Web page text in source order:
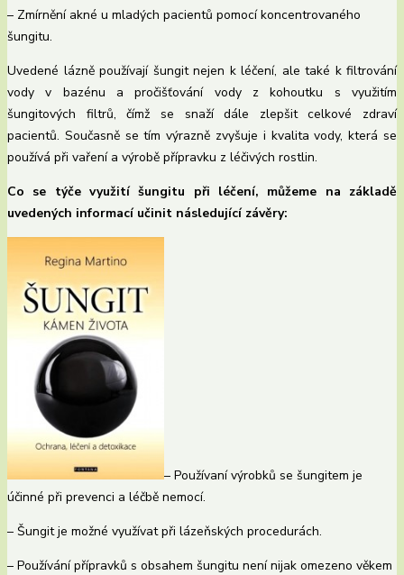
– Zmírnění akné u mladých pacientů pomocí koncentrovaného
šungitu.
Uvedené lázně používají šungit nejen k léčení, ale také k filtrování
vody v bazénu a pročišťování vody z kohoutku s využitím
šungitových filtrů, čímž se snaží dále zlepšit celkové zdraví
pacientů. Současně se tím výrazně zvyšuje i kvalita vody, která se
používá při vaření a výrobě přípravku z léčivých rostlin.
Co se týče využití šungitu při léčení, můžeme na základě
uvedených informací učinit následující závěry:
– Používaní výrobků se šungitem je
účinné při prevenci a léčbě nemocí.
– Šungit je možné využívat při lázeňských procedurách.
– Používání přípravků s obsahem šungitu není nijak omezeno věkem